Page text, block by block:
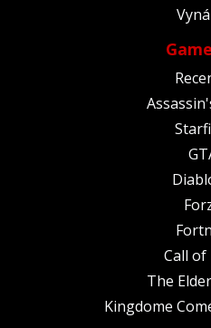
Call of
The
Kingdome